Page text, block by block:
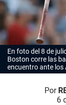
En foto del 8 de
Boston corre las
encuentro ante los
Por
6